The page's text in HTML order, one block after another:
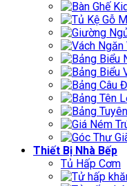
Thiết Bị Nhà Bếp
Tủ Hấp Cơm